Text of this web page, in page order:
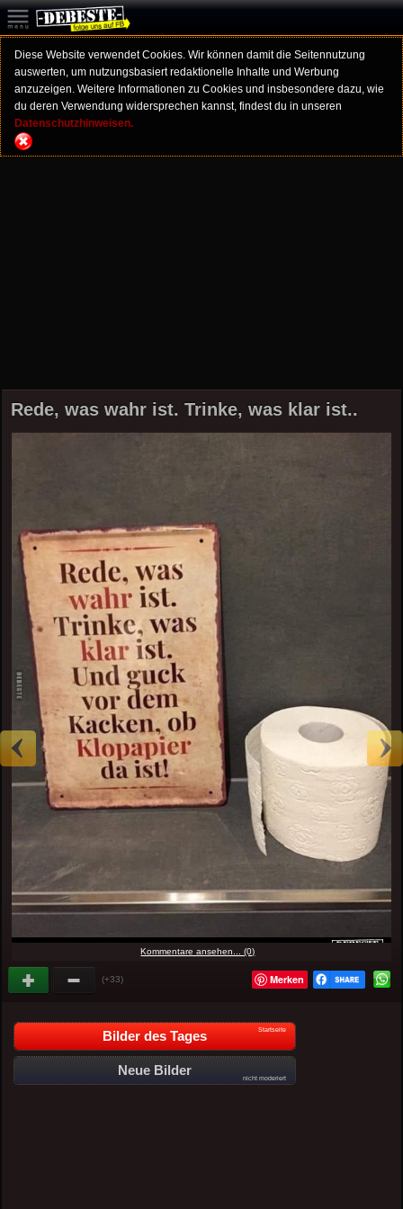
Diese Website verwendet Cookies. Wir können damit die Seitennutzung
auswerten, um nutzungsbasiert redaktionelle Inhalte und Werbung
anzuzeigen. Weitere Informationen zu Cookies und insbesondere dazu, wie
du deren Verwendung widersprechen kannst, findest du in unseren
Datenschutzhinweisen.
Rede, was wahr ist. Trinke, was klar ist..
Kommentare ansehen... (0)
(+33) Merken
Bilder des Tages Startseite
Neue Bilder
nicht moderiert